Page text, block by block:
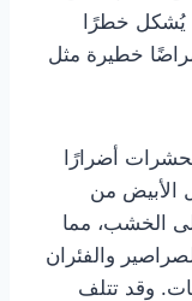
يُشكل خطرًا
خطيرة مثل
أضرارًا
الأبيض من
الخشب، مما
والفئران
وقد تتلف